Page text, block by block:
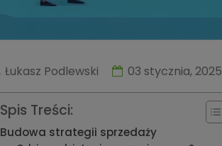
Łukasz Podlewski 03 stycznia, 2025
Spis Treści:
Budowa strategii sprzedaży